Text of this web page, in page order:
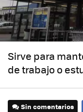
Sirve para
de trabajo o
Sin comentarios